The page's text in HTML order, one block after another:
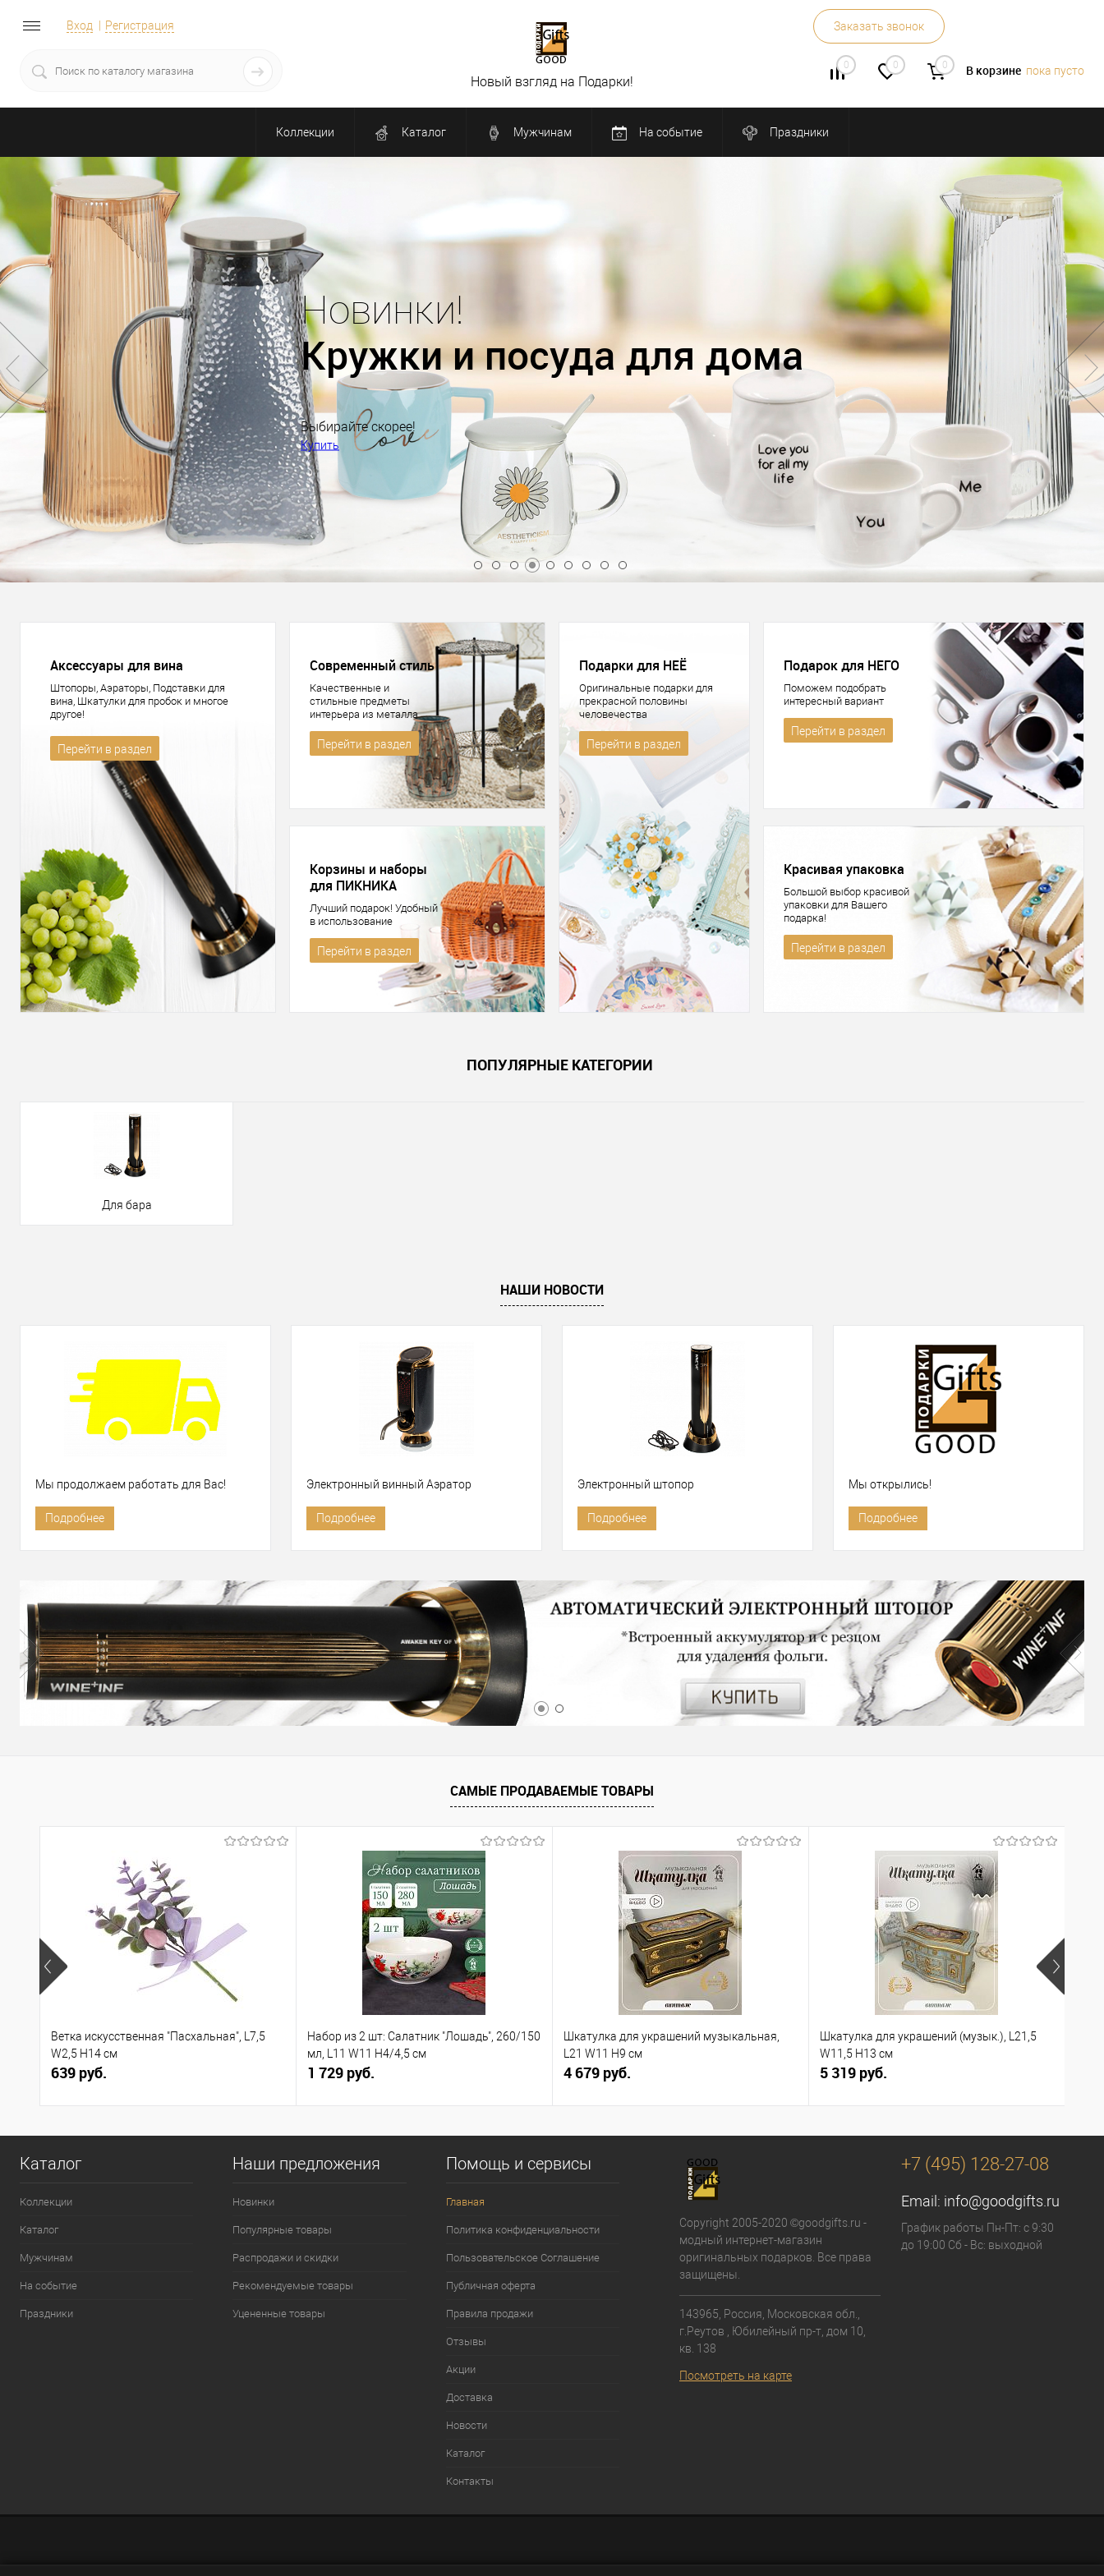
Вход Регистрация Заказать звонок
0 0 0 В корзине пока пусто
Новый взгляд на Подарки!
Коллекции Каталог Мужчинам На событие Праздники
Новинки!
Декор для дома !
Выбирайте скорее!
Аксессуары для вина
Штопоры, Аэраторы, Подставки для
вина, Шкатулки для пробок и многое
другое!
Перейти в раздел
Современный стиль
Качественные и
стильные предметы
интерьера из металла
Перейти в раздел
Корзины и наборы
для ПИКНИКА
Лучший подарок! Удобный
в использование
Перейти в раздел
Подарки для НЕЁ
Оригинальные подарки для
прекрасной половины
человечества
Перейти в раздел
Подарок для НЕГО
Поможем подобрать
интересный вариант
Перейти в раздел
Красивая упаковка
Большой выбор красивой
упаковки для Вашего
подарка!
Перейти в раздел
ПОПУЛЯРНЫЕ КАТЕГОРИИ
Для бара
НАШИ НОВОСТИ
Мы продолжаем работать для Вас!
Подробнее
Электронный винный Аэратор
Подробнее
Электронный штопор
Подробнее
Мы открылись!
Подробнее
САМЫЕ ПРОДАВАЕМЫЕ ТОВАРЫ
Ветка искусственная "Пасхальная", L7,5
W2,5 H14 см
639 руб.
Набор из 2 шт: Салатник "Лошадь", 260/150
мл, L11 W11 H4/4,5 см
1 729 руб.
Шкатулка для украшений музыкальная,
L21 W11 H9 см
4 679 руб.
Шкатулка для украшений (музык.), L21,5
W11,5 H13 см
5 319 руб.
Каталог
Коллекции
Каталог
Мужчинам
На событие
Праздники
Наши предложения
Новинки
Популярные товары
Распродажи и скидки
Рекомендуемые товары
Уцененные товары
Помощь и сервисы
Главная
Политика конфиденциальности
Пользовательское Соглашение
Публичная оферта
Правила продажи
Отзывы
Акции
Доставка
Новости
Каталог
Контакты
Copyright 2005-2020 ©goodgifts.ru -
модный интернет-магазин
оригинальных подарков. Все права
защищены.
143965, Россия, Московская обл.,
г.Реутов , Юбилейный пр-т, дом 10,
кв. 138⁠
Посмотреть на карте
+7 (495) 128-27-08
Email: info@goodgifts.ru
График работы Пн-Пт: с 9:30
до 19:00 Сб - Вс: выходной